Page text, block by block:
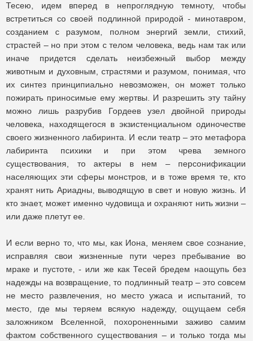
Тесею, идем вперед в непроглядную темноту, чтобы
встретиться со своей подлинной природой - минотавром,
созданием с разумом, полном энергий земли, стихий,
страстей – но при этом с телом человека, ведь нам так или
иначе придется сделать неизбежный выбор между
животным и духовным, страстями и разумом, понимая, что
их синтез принципиально невозможен, он может только
пожирать приносимые ему жертвы. И разрешить эту тайну
можно лишь разрубив Гордеев узел двойной природы
человека, находящегося в экзистенциальном одиночестве
своего жизненного лабиринта. И если театр – это метафора
лабиринта психики и при этом чрева земного
существования, то актеры в нем – персонификации
населяющих эти сферы монстров, и в тоже время те, кто
хранят нить Ариадны, выводящую в свет и новую жизнь. И
кто знает, может именно чудовища и охраняют нить жизни –
или даже плетут ее.
И если верно то, что мы, как Иона, меняем свое сознание,
исправляя свои жизненные пути через пребывание во
мраке и пустоте, - или же как Тесей бредем наощупь без
надежды на возвращение, то подлинный театр – это совсем
не место развлечения, но место ужаса и испытаний, то
место, где мы теряем всякую надежду, ощущаем себя
заложником Вселенной, похороненными заживо самим
фактом собственного существования – и только тогда мы